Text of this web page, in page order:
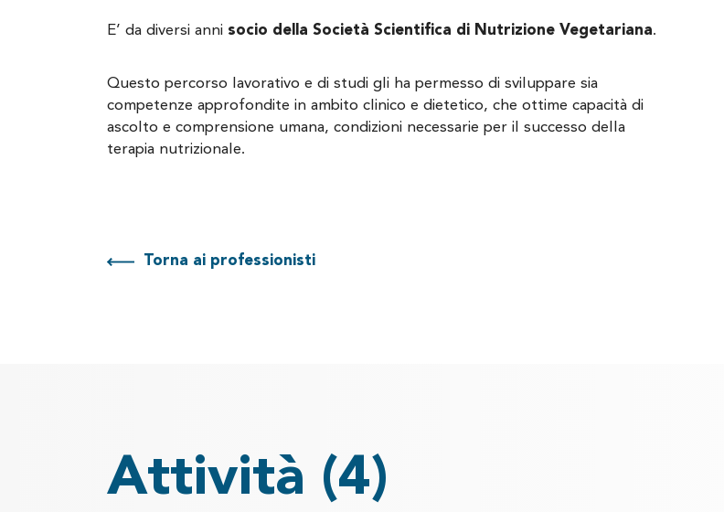
E’ da diversi anni socio della Società Scientifica di Nutrizione Vegetariana.
Questo percorso lavorativo e di studi gli ha permesso di sviluppare sia
competenze approfondite in ambito clinico e dietetico, che ottime capacità di
ascolto e comprensione umana, condizioni necessarie per il successo della
terapia nutrizionale.
Torna ai professionisti
Attività (4)